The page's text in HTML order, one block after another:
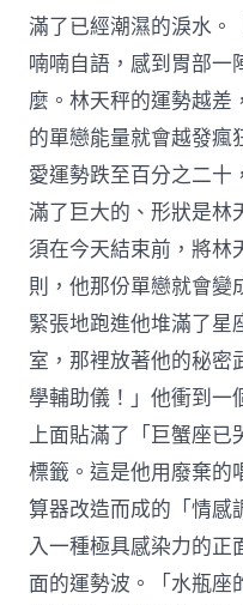
滿了已經潮濕的淚水。
喃喃自語，感到胃部一
麼。林天秤的運勢越差
的單戀能量就會越發瘋
愛運勢跌至百分之二十
滿了巨大的、形狀是林
須在今天結束前，將林
則，他那份單戀就會變
緊張地跑進他堆滿了星
室，那裡放著他的秘密
學輔助儀！」他衝到一
上面貼滿了「巨蟹座已
標籤。這是他用廢棄的
算器改造而成的「情感
入一種極具感染力的正
面的運勢波。「水瓶座